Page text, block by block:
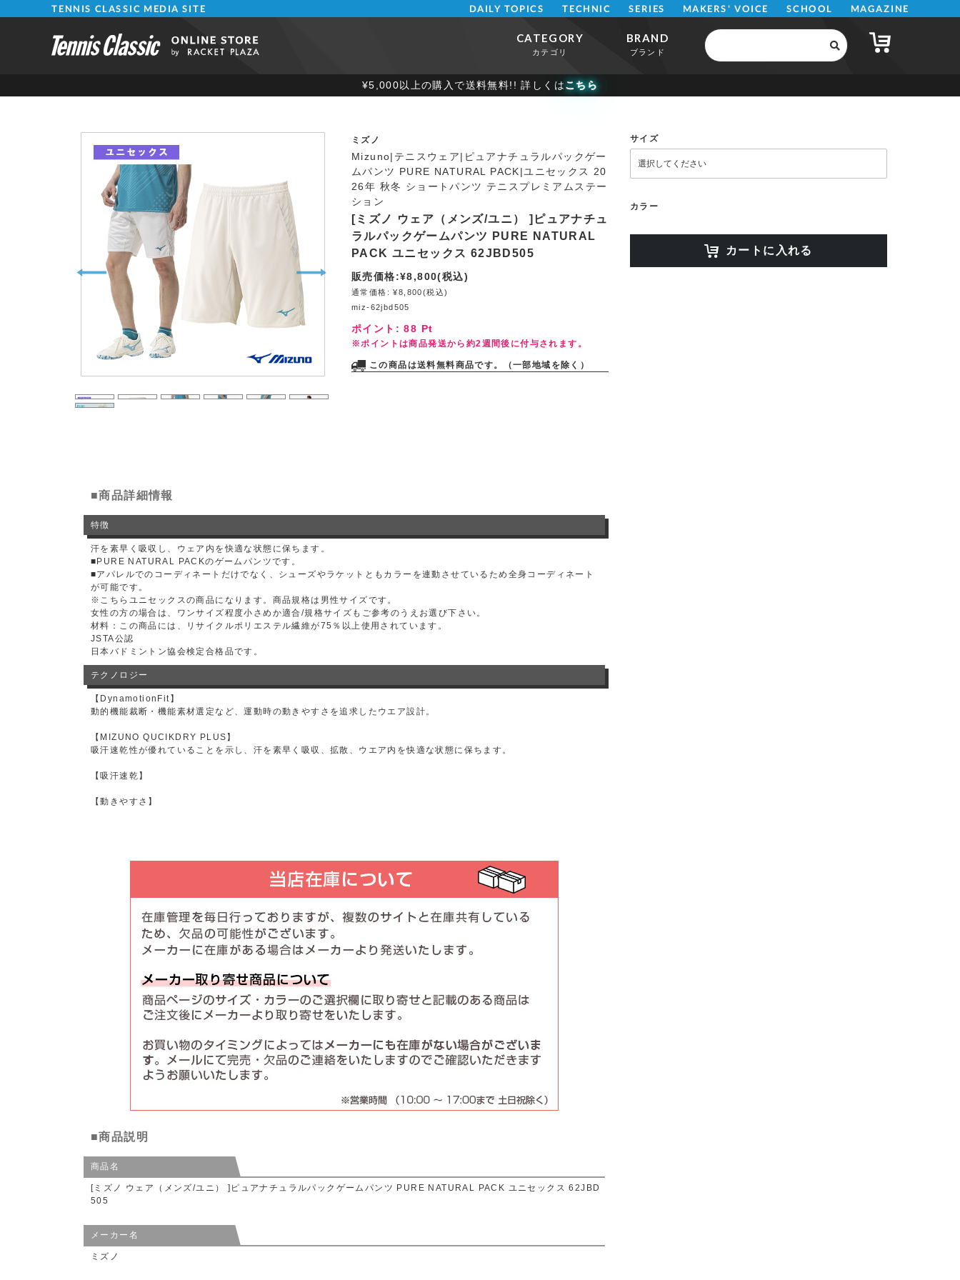
¥5,000以上の購入で送料無料!! 詳しくはこちら
TENNIS CLASSIC MEDIA SITE DAILY TOPICS TECHNIC SERIES MAKERS' VOICE SCHOOL MAGAZINE
CATEGORY
カテゴリ
BRAND
ブランド
ミズノ
Mizuno|テニスウェア|ピュアナチュラルパックゲー
ムパンツ PURE NATURAL PACK|ユニセックス 20
26年 秋冬 ショートパンツ テニスプレミアムステー
ション
[ミズノ ウェア（メンズ/ユニ） ]ピュアナチュ
ラルパックゲームパンツ PURE NATURAL
PACK ユニセックス 62JBD505
販売価格:¥8,800(税込)
通常価格: ¥8,800(税込)
miz-62jbd505
ポイント:88 Pt
※ポイントは商品発送から約2週間後に付与されます。
この商品は送料無料商品です。（一部地域を除く）
サイズ
カラー
カートに入れる
■商品詳細情報
特徴
汗を素早く吸収し、ウェア内を快適な状態に保ちます。
■PURE NATURAL PACKのゲームパンツです。
■アパレルでのコーディネートだけでなく、シューズやラケットともカラーを連動させているため全身コーディネート
が可能です。
※こちらユニセックスの商品になります。商品規格は男性サイズです。
女性の方の場合は、ワンサイズ程度小さめか適合/規格サイズもご参考のうえお選び下さい。
材料：この商品には、リサイクルポリエステル繊維が75％以上使用されています。
JSTA公認
日本バドミントン協会検定合格品です。
テクノロジー
【DynamotionFit】
動的機能裁断・機能素材選定など、運動時の動きやすさを追求したウエア設計。
【MIZUNO QUCIKDRY PLUS】
吸汗速乾性が優れていることを示し、汗を素早く吸収、拡散、ウエア内を快適な状態に保ちます。
【吸汗速乾】
【動きやすさ】
■商品説明
商品名
[ミズノ ウェア（メンズ/ユニ） ]ピュアナチュラルパックゲームパンツ PURE NATURAL PACK ユニセックス 62JBD
505
メーカー名
ミズノ